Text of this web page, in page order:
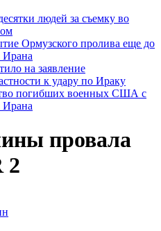
людей за съемку во
Ормузского пролива еще до
Ирана
на заявление
к удару по Ираку
погибших военных США с
Ирана
провала
2